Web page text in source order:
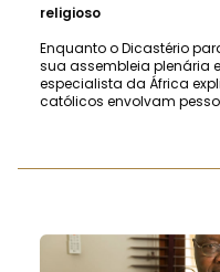
religioso
Enquanto o Dicastério
sua assembleia plenária
especialista da África
católicos envolvam